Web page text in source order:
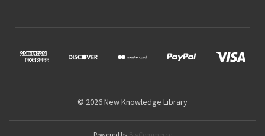
© 2026 New Knowledge Library